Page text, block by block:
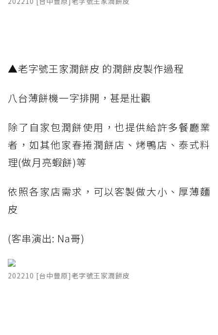
▲老字號王家潤餅皮 的潤餅皮製作過程
八台薄餅機一字排開，甚是壯觀
除了自家包潤餅使用，也提供給許多餐廳業
者，如其他家春捲潤餅店、烤鴨店、泰式料
理(做月亮蝦餅)等
依照各家店需求，可以客製做大小、厚薄麵
皮
(客串演出: Na哥)
202210 [台中豐原]老字號王家潤餅皮